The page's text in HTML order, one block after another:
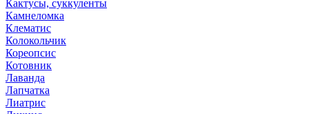
Кактусы, суккуленты
Камнеломка
Клематис
Колокольчик
Кореопсис
Котовник
Лаванда
Лапчатка
Лиатрис